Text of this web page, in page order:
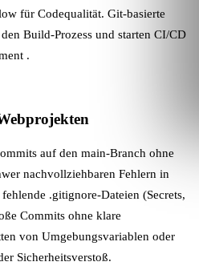
für Codequalität. Git-basierte
Build-Prozess und starten CI/CD
.
auf den main-Branch ohne
nachvollziehbaren Fehlern in
.gitignore-Dateien (Secrets,
Commits ohne klare
von Umgebungsvariablen oder
Sicherheitsverstoß.